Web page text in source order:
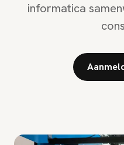
informatica